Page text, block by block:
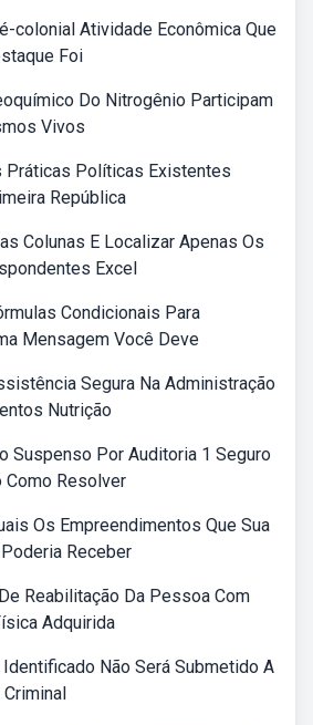
colonial Atividade Econômica Que
Foi
Do Nitrogênio Participam
Vivos
Práticas Políticas Existentes
República
Colunas E Localizar Apenas Os
Excel
Condicionais Para
Mensagem Você Deve
Segura Na Administração
Nutrição
Suspenso Por Auditoria 1 Seguro
Como Resolver
Os Empreendimentos Que Sua
Receber
Reabilitação Da Pessoa Com
Adquirida
Não Será Submetido A